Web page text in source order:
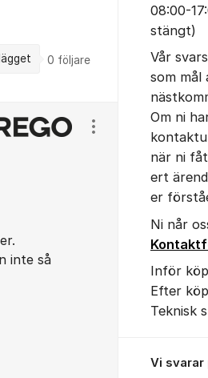
0 följare
inte så
Visa/dölj
08:00-
stängt)
Vår
som mål
Om ni
när ni
ert
er
Ni når
Inför
Efter
Teknisk
Vi svarar